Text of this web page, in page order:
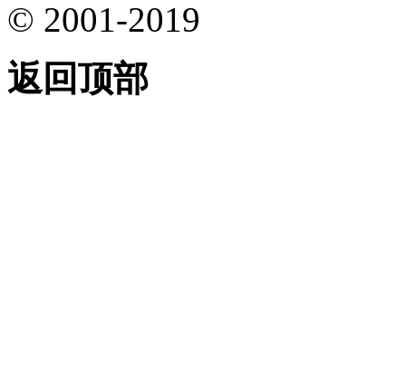
© 2001-2019
返回顶部